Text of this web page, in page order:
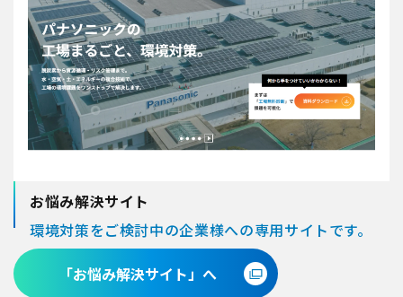
お悩み解決サイト
環境対策をご検討中の企業様への専用サイトです。
「お悩み解決サイト」へ